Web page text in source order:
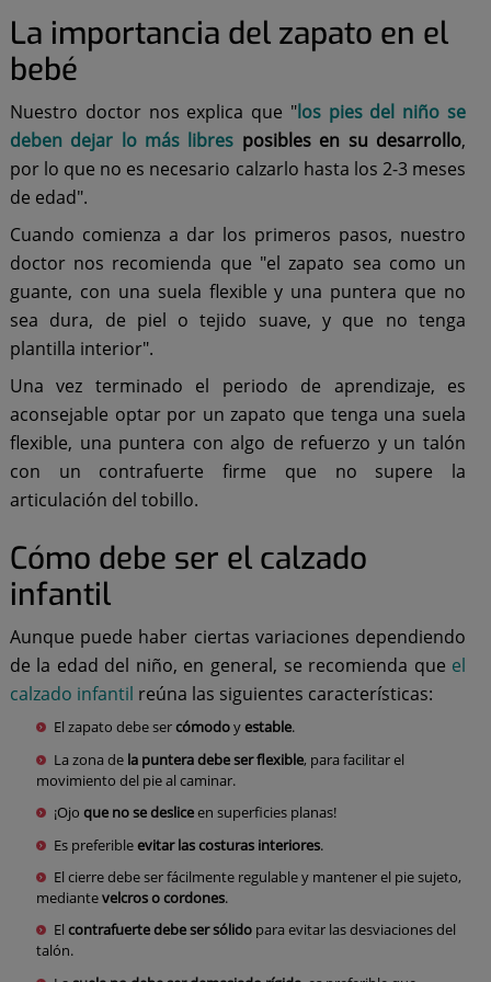
La importancia del zapato en el
bebé
Nuestro doctor nos explica que "los pies del niño se
deben dejar lo más libres posibles en su desarrollo,
por lo que no es necesario calzarlo hasta los 2-3 meses
de edad".
Cuando comienza a dar los primeros pasos, nuestro
doctor nos recomienda que "el zapato sea como un
guante, con una suela flexible y una puntera que no
sea dura, de piel o tejido suave, y que no tenga
plantilla interior".
Una vez terminado el periodo de aprendizaje, es
aconsejable optar por un zapato que tenga una suela
flexible, una puntera con algo de refuerzo y un talón
con un contrafuerte firme que no supere la
articulación del tobillo.
Cómo debe ser el calzado
infantil
Aunque puede haber ciertas variaciones dependiendo
de la edad del niño, en general, se recomienda que el
calzado infantil reúna las siguientes características:
El zapato debe sercómodoyestable.
La zona de la puntera debe ser flexible, para facilitar el
movimiento del pie al caminar.
¡Ojo que no se desliceen superficies planas!
Es preferibleevitar las costuras interiores.
El cierre debe ser fácilmente regulable y mantener el pie sujeto,
mediantevelcros o cordones.
El contrafuerte debe ser sólidopara evitar las desviaciones del
talón.